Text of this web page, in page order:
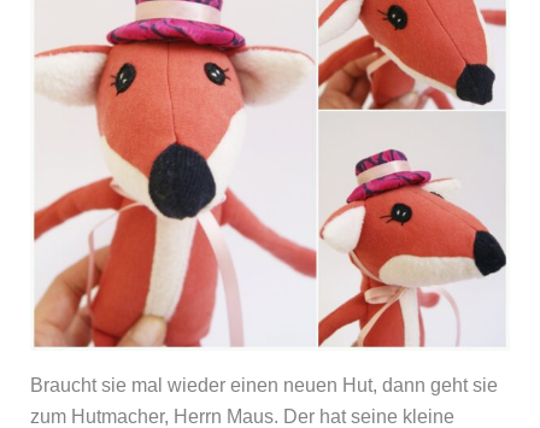
Braucht sie mal wieder einen neuen Hut, dann geht sie
zum Hutmacher, Herrn Maus. Der hat seine kleine